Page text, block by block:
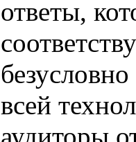
ответы,
всей
аудиторы